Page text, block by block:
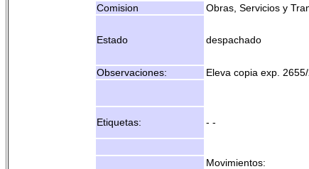
Comision
Obras, Servicios y
Estado despachado
Observaciones: Eleva copia exp.
Etiquetas: - -
Movimientos: